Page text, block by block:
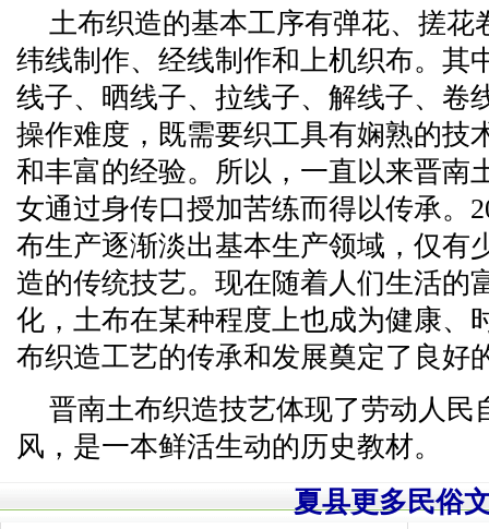
土布织造的基本工序有弹花、搓花
纬线制作、经线制作和上机织布。其
线子、晒线子、拉线子、解线子、卷
操作难度，既需要织工具有娴熟的技
和丰富的经验。所以，一直以来晋南
女通过身传口授加苦练而得以传承。
布生产逐渐淡出基本生产领域，仅有
造的传统技艺。现在随着人们生活的
化，土布在某种程度上也成为健康、
布织造工艺的传承和发展奠定了良好
晋南土布织造技艺体现了劳动人民
风，是一本鲜活生动的历史教材。
夏县更多民俗